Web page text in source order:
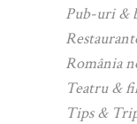
Pub-uri &
România
Teatru &
Tips &